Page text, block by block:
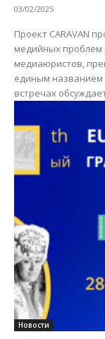
03/02/2025
Проект СARAVAN
медийных проблем
медиаюристов,
единым названием
встречах
Новости